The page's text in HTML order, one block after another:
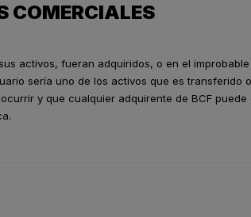
COMERCIALES
activos, fueran adquiridos, o en el
sería uno de los activos que es transferido
y que cualquier adquirente de BCF